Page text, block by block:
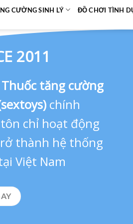
CƯỜNG SINH LÝ ĐỒ CHƠI TÌNH
2011
Thuốc tăng cường
chính
chỉ hoạt động
thành hệ thống
Việt Nam